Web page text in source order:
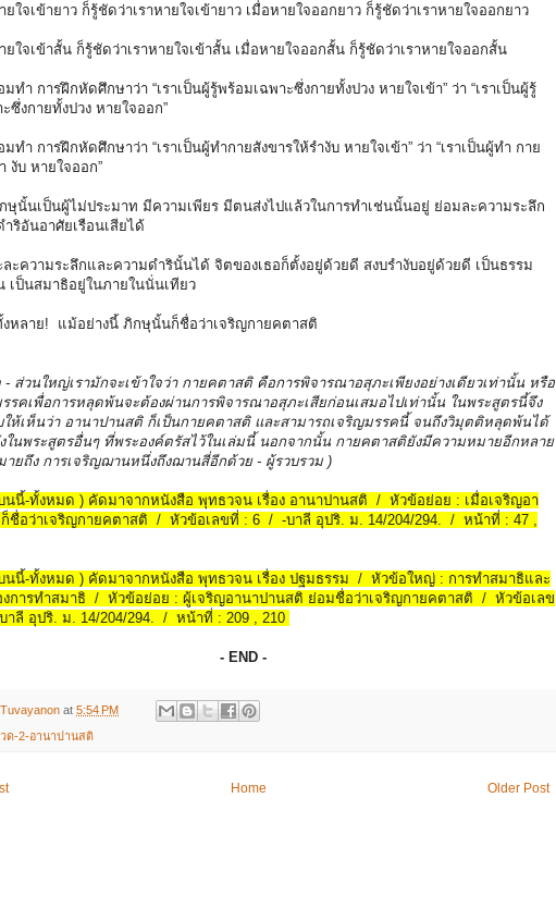
ยใจเข้ายาว ก็รู้ชัดว่าเราหายใจเข้ายาว เมื่อหายใจออกยาว ก็รู้ชัดว่าเราหายใจออกยาว
ยใจเข้าสั้น ก็รู้ชัดว่าเราหายใจเข้าสั้น เมื่อหายใจออกสั้น ก็รู้ชัดว่าเราหายใจออกสั้น
มทำ การฝึกหัดศึกษาว่า “เราเป็นผู้รู้พร้อมเฉพาะซึ่งกายทั้งปวง หายใจเข้า” ว่า “เราเป็นผู้รู้
ซึ่งกายทั้งปวง หายใจออก”
มทำ การฝึกหัดศึกษาว่า “เราเป็นผู้ทำกายสังขารให้รำงับ หายใจเข้า” ว่า “เราเป็นผู้ทำ กาย
งับ หายใจออก”
ษุนั้นเป็นผู้ไม่ประมาท มีความเพียร มีตนส่งไปแล้วในการทำเช่นนั้นอยู่ ย่อมละความระลึก
ริอันอาศัยเรือนเสียได้
ละความระลึกและความดำรินั้นได้ จิตของเธอก็ตั้งอยู่ด้วยดี สงบรำงับอยู่ด้วยดี เป็นธรรม
เป็นสมาธิอยู่ในภายในนั่นเทียว
หลาย! แม้อย่างนี้ ภิกษุนั้นก็ชื่อว่าเจริญกายคตาสติ
- ส่วนใหญ่เรามักจะเข้าใจว่า กายคตาสติ คือการพิจารณาอสุภะเพียงอย่างเดียวเท่านั้น หรือ
รคเพื่อการหลุดพ้นจะต้องผ่านการพิจารณาอสุภะเสียก่อนเสมอไปเท่านั้น ในพระสูตรนี้จึง
ให้เห็นว่า อานาปานสติ ก็เป็นกายคตาสติ และสามารถเจริญมรรคนี้ จนถึงวิมุตติหลุดพ้นได้
ในพระสูตรอื่นๆ ที่พระองค์ตรัสไว้ในเล่มนี้ นอกจากนั้น กายคตาสติยังมีความหมายอีกหลาย
ายถึง การเจริญฌานหนึ่งถึงฌานสี่อีกด้วย - ผู้รวบรวม )
นนี้-ทั้งหมด ) คัดมาจากหนังสือ พุทธวจน เรื่อง อานาปานสติ / หัวข้อย่อย : เมื่อเจริญอา
ชื่อว่าเจริญกายคตาสติ / หัวข้อเลขที่ : 6 / -บาลี อุปริ. ม. 14/204/294. / หน้าที่ : 47 ,
นนี้-ทั้งหมด ) คัดมาจากหนังสือ พุทธวจน เรื่อง ปฐมธรรม / หัวข้อใหญ่ : การทำสมาธิและ
งการทำสมาธิ / หัวข้อย่อย : ผู้เจริญอานาปานสติ ย่อมชื่อว่าเจริญกายคตาสติ / หัวข้อเลข
ลี อุปริ. ม. 14/204/294. / หน้าที่ : 209 , 210
- END -
Tuvayanon at 5:54 PM
ด-2-อานาปานสติ
Older Post
Home